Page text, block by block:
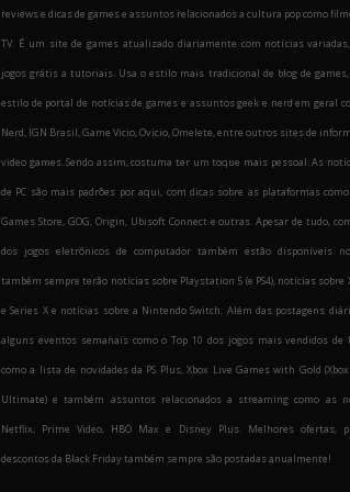
reviews e dicas de games e assuntos relacionados a cultura pop como
TV. É um site de games atualizado diariamente com notícias
jogos grátis a tutoriais. Usa o estilo mais tradicional de blog de
estilo de portal de notícias de games e assuntos geek e nerd em geral
Nerd, IGN Brasil, Game Vicio, Ovicio, Omelete, entre outros sites de
video games. Sendo assim, costuma ter um toque mais pessoal. As
de PC são mais padrões por aqui, com dicas sobre as plataformas como
Games Store, GOG, Origin, Ubisoft Connect e outras. Apesar de tudo,
dos jogos eletrônicos de computador também estão disponíveis
também sempre terão notícias sobre Playstation 5 (e PS4), notícias sobre
e Series X e notícias sobre a Nintendo Switch. Além das postagens
alguns eventos semanais como o Top 10 dos jogos mais vendidos de
como a lista de novidades da PS Plus, Xbox Live Games with Gold
Ultimate) e também assuntos relacionados a streaming como as
Netflix, Prime Video, HBO Max e Disney Plus. Melhores ofertas,
descontos da Black Friday também sempre são postadas anualmente!